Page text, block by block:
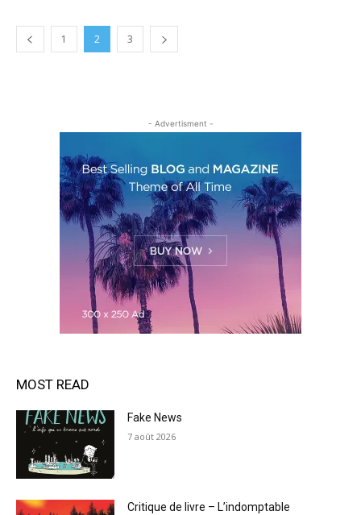
1 2 3
- Advertisment -
MOST READ
Fake News
7 août 2026
Critique de livre – L’indomptable